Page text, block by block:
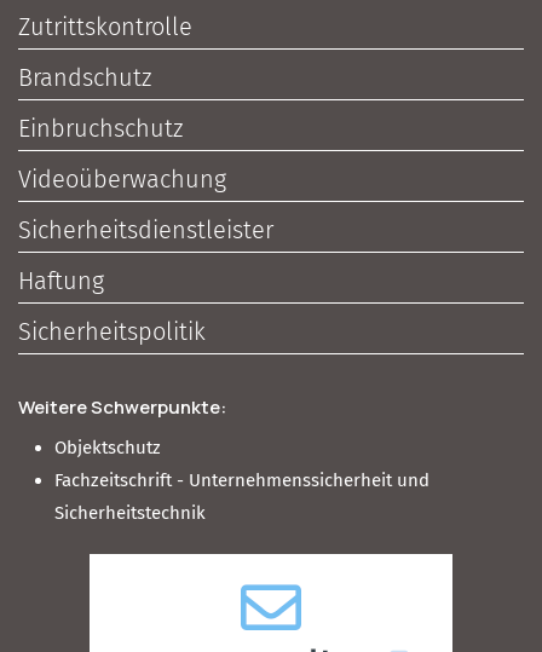
Zutrittskontrolle
Brandschutz
Einbruchschutz
Videoüberwachung
Sicherheitsdienstleister
Haftung
Sicherheitspolitik
Weitere Schwerpunkte:
Objektschutz
Fachzeitschrift - Unternehmenssicherheit und
Sicherheitstechnik